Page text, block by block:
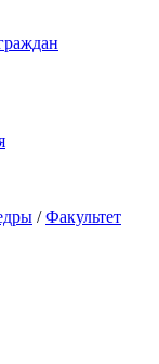
/Факультет